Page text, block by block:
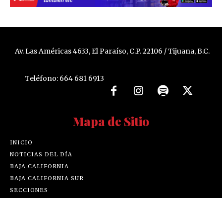
Av. Las Américas 4633, El Paraíso, C.P. 22106 / Tijuana, B.C.
Teléfono: 664 681 6913
Mapa de Sitio
INICIO
NOTICIAS DEL DÍA
BAJA CALIFORNIA
BAJA CALIFORNIA SUR
SECCIONES